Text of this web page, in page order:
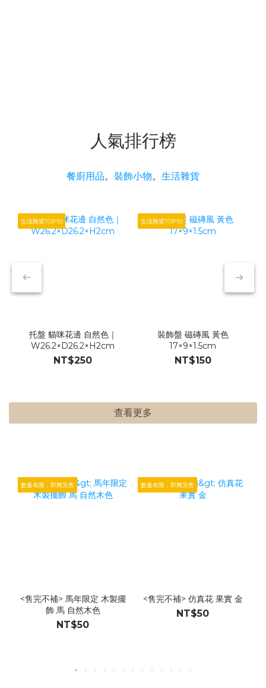
人氣排行榜
餐廚用品。 裝飾小物。 生活雜貨
生活雜貨TOP10
托盤 貓咪花邊 自然色｜
W26.2×D26.2×H2cm
NT$250
生活雜貨TOP10
裝飾盤 磁磚風 黃色
17×9×1.5cm
NT$150
查看更多
數量有限，即將完售
<售完不補> 馬年限定 木製擺
飾 馬 自然木色
NT$50
數量有限，即將完售
<售完不補> 仿真花 果實 金
NT$50